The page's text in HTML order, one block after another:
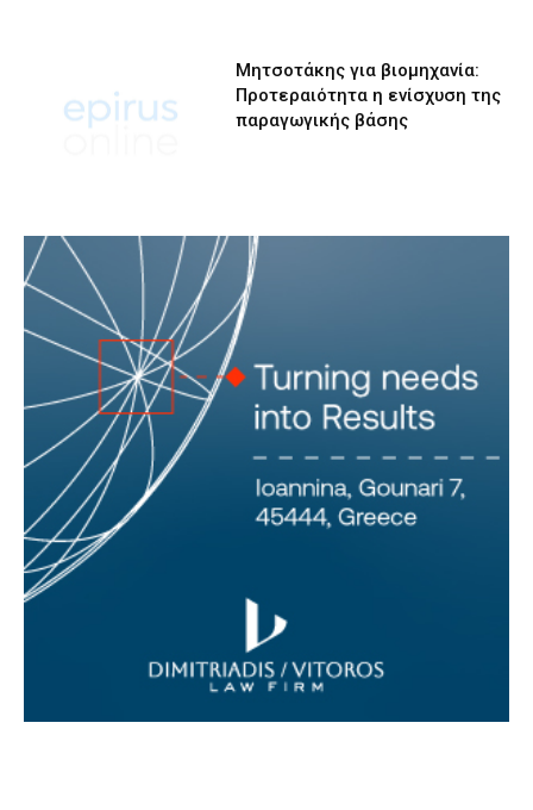
Μητσοτάκης για βιομηχανία:
Προτεραιότητα η ενίσχυση της
παραγωγικής βάσης